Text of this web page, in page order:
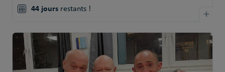
44 joursrestants ! +